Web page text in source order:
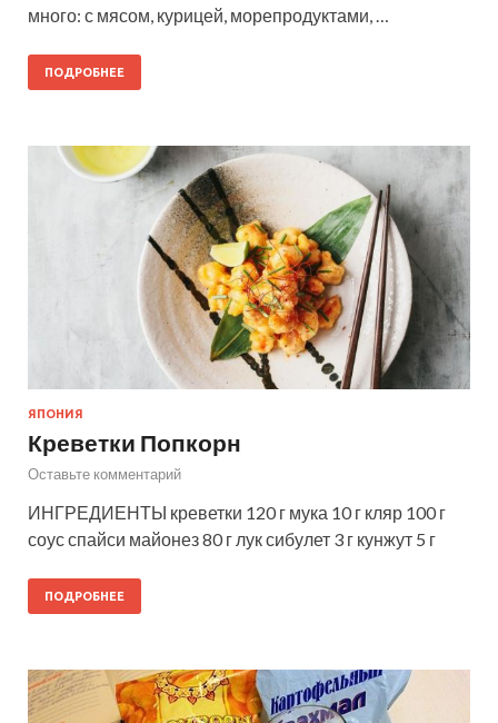
много: с мясом, курицей, морепродуктами, …
ПОДРОБНЕЕ
ЯПОНИЯ
Креветки Попкорн
Оставьте комментарий
ИНГРЕДИЕНТЫ креветки 120 г мука 10 г кляр 100 г
соус спайси майонез 80 г лук сибулет 3 г кунжут 5 г
ПОДРОБНЕЕ